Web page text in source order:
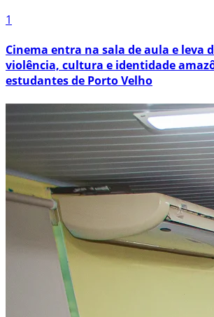
1
Cinema entra na sala de aula e leva
violência, cultura e identidade
estudantes de Porto Velho